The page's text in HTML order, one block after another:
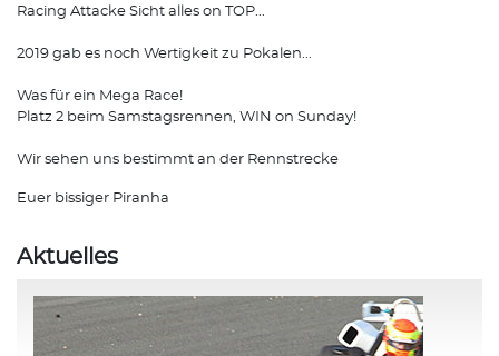
Racing Attacke Sicht alles on TOP...
2019 gab es noch Wertigkeit zu Pokalen...
Was für ein Mega Race!
Platz 2 beim Samstagsrennen, WIN on Sunday!
Wir sehen uns bestimmt an der Rennstrecke
Euer bissiger Piranha
Aktuelles